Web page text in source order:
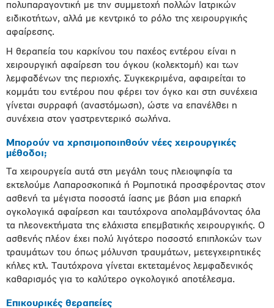
πολυπαραγοντική με την συμμετοχή πολλών Ιατρικών
ειδικοτήτων, αλλά με κεντρικό το ρόλο της χειρουργικής
αφαίρεσης.
Η θεραπεία του καρκίνου του παχέος εντέρου είναι η
χειρουργική αφαίρεση του όγκου (κολεκτομή) και των
λεμφαδένων της περιοχής. Συγκεκριμένα, αφαιρείται το
κομμάτι του εντέρου που φέρει τον όγκο και στη συνέχεια
γίνεται συρραφή (αναστόμωση), ώστε να επανέλθει η
συνέχεια στον γαστρεντερικό σωλήνα.
Μπορούν να χρησιμοποιηθούν νέες χειρουργικές
μέθοδοι;
Τα χειρουργεία αυτά στη μεγάλη τους πλειοψηφία τα
εκτελούμε Λαπαροσκοπικά ή Ρομποτικά προσφέροντας στον
ασθενή τα μέγιστα ποσοστά ίασης με βάση μια επαρκή
ογκολογικά αφαίρεση και ταυτόχρονα απολαμβάνοντας όλα
τα πλεονεκτήματα της ελάχιστα επεμβατικής χειρουργικής. Ο
ασθενής πλέον έχει πολύ λιγότερο ποσοστό επιπλοκών των
τραυμάτων του όπως μόλυνση τραυμάτων, μετεγχειρητικές
κήλες κτλ. Ταυτόχρονα γίνεται εκτεταμένος λεμφαδενικός
καθαρισμός για το καλύτερο ογκολογικό αποτέλεσμα.
Επικουρικές θεραπείες